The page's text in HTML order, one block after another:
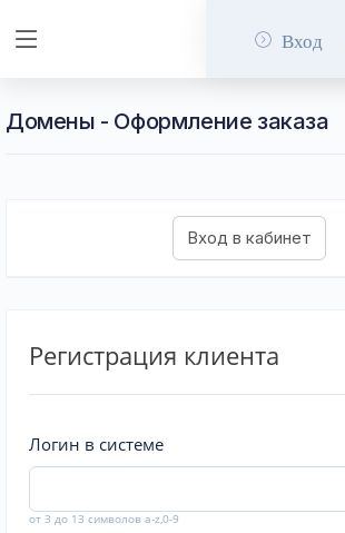
Вход
Домены - Оформление заказа
Регистрация клиента
Логин в системе
от 3 до 13 символов a-z,0-9